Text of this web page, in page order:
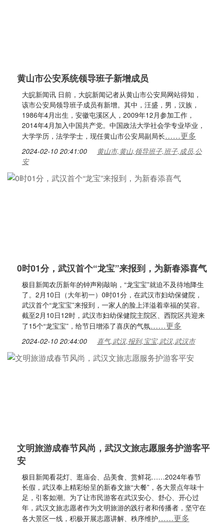
黄山市公安系统领导班子新增成员
大皖新闻讯 日前，大皖新闻记者从黄山市公安局网站得知，
该市公安局领导班子成员有新增。其中，汪盛，男，汉族，
1986年4月出生，安徽屯溪区人，2009年12月参加工作，
2014年4月加入中国共产党。中国政法大学社会学专业毕业，
大学学历，法学学士，现任黄山市公安局副局长……更多
2024-02-10 20:41:00
黄山市,黄山,领导班子,班子,成员,公
安
0时01分，武汉首个“龙宝”来报到，为新春添喜气
极目新闻农历新年的钟声刚敲响，“龙宝宝”就迫不及待地降生
了。2月10日（大年初一）0时01分，在武汉市妇幼保健院，
武汉首个“龙宝宝”来报到，一家人的脸上洋溢着幸福的笑容。
截至2月10日12时，武汉市妇幼保健院主院区、西院区共迎来
了15个“龙宝宝”，给节日增添了喜庆的气氛……更多
2024-02-10 20:44:00 喜气,武汉,报到,宝宝,武汉,武汉市
文明旅游成春节风尚，武汉文旅志愿服务护游客平
安
极目新闻看花灯、逛庙会、品美食、赏鲜花……2024年春节
长假，武汉奉上精彩纷呈的新春文旅“大餐”，各大景点年味十
足，引客如潮。为了让市民游客在武汉安心、舒心、开心过
年，武汉文旅志愿者作为文明旅游的践行者和传播者，坚守在
各大景区一线，积极开展志愿讲解、秩序维护……更多